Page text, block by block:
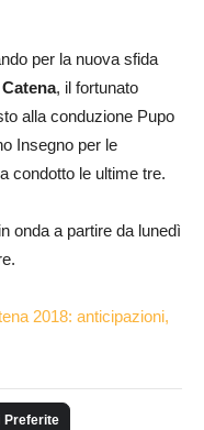
per la nuova sfida
, il fortunato
alla conduzione Pupo
Insegno per le
condotto le ultime tre.
onda a partire da lunedì
2018: anticipazioni,
Preferite